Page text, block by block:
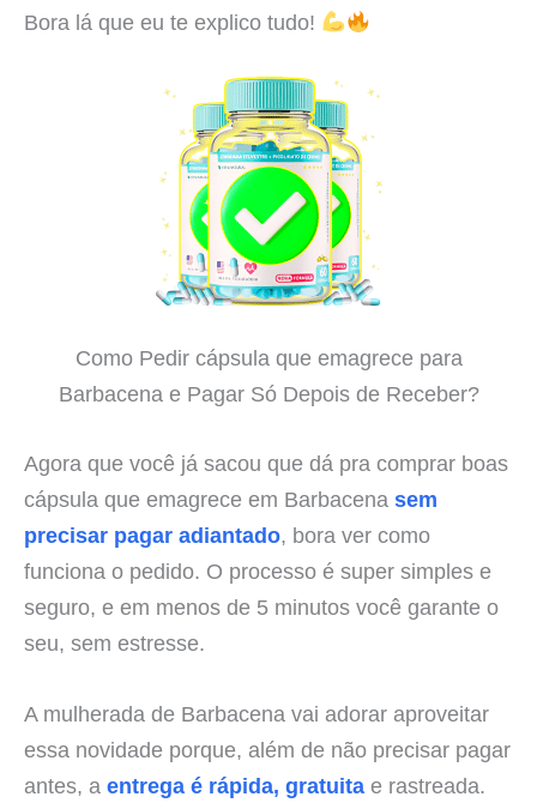
Bora lá que eu te explico tudo!
Como Pedir cápsula que emagrece para
Barbacena e Pagar Só Depois de Receber?
Agora que você já sacou que dá pra comprar boas
cápsula que emagrece em Barbacena sem
precisar pagar adiantado, bora ver como
funciona o pedido. O processo é super simples e
seguro, e em menos de 5 minutos você garante o
seu, sem estresse.
A mulherada de Barbacena vai adorar aproveitar
essa novidade porque, além de não precisar pagar
antes, a entrega é rápida, gratuita e rastreada.